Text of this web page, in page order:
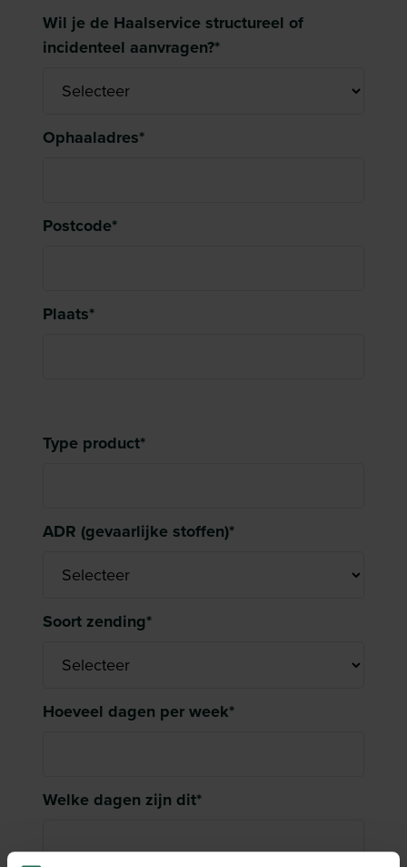
Wil je de Haalservice structureel of
incidenteel aanvragen?*
Ophaaladres*
Postcode*
Plaats*
Type product*
ADR (gevaarlijke stoffen)*
Soort zending*
Hoeveel dagen per week*
Welke dagen zijn dit*